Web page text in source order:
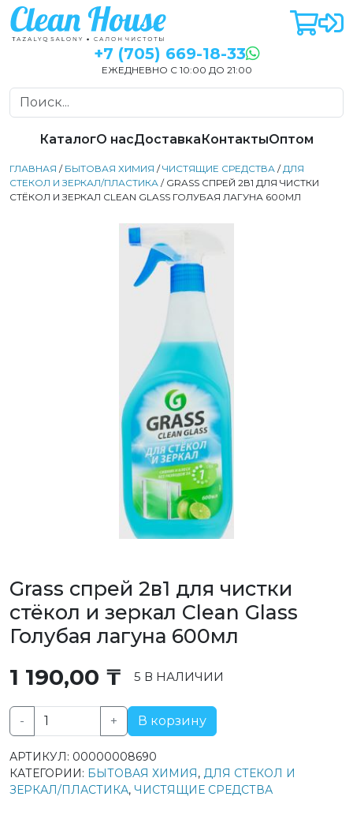
+7 (705) 669-18-33
ЕЖЕДНЕВНО С 10:00 ДО 21:00
КаталогО насДоставкаКонтактыОптом
ГЛАВНАЯ / БЫТОВАЯ ХИМИЯ /ЧИСТЯЩИЕ СРЕДСТВА /ДЛЯ
СТЕКОЛ И ЗЕРКАЛ/ПЛАСТИКА / GRASS СПРЕЙ 2В1 ДЛЯ ЧИСТКИ
СТЁКОЛ И ЗЕРКАЛ CLEAN GLASS ГОЛУБАЯ ЛАГУНА 600МЛ
Grass спрей 2в1 для чистки
стёкол и зеркал Clean Glass
Голубая лагуна 600мл
1 190,00 ₸ 5 В НАЛИЧИИ
-
Количество
Grass
спрей
+ В корзину
АРТИКУЛ: 00000008690
КАТЕГОРИИ: БЫТОВАЯ ХИМИЯ, ДЛЯ СТЕКОЛ И
ЗЕРКАЛ/ПЛАСТИКА, ЧИСТЯЩИЕ СРЕДСТВА